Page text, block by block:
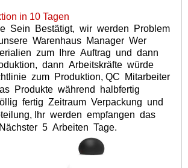
in 10 Tagen
Sein Bestätigt, wir werden Problem
Warenhaus Manager Wer
zum Ihre Auftrag und dann
dann Arbeitskräfte würde
zum Produktion, QC Mitarbeiter
Produkte während
halbfertig
fertig Zeitraum Verpackung und
Ihr werden empfangen das
5 Arbeiten Tage.